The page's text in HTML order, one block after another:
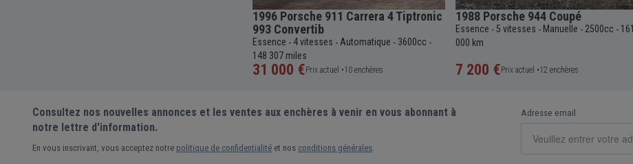
1996 Porsche 911 Carrera 4 Tiptronic
993 Convertib
Essence - 4 vitesses - Automatique - 3600cc -
148 307 miles
31 000 €Prix actuel •10 enchères
1988 Porsche 944 Coupé
Essence - 5 vitesses - Manuelle - 2500cc - 161
000 km
7 200 €Prix actuel •12 enchères
Consultez nos nouvelles annonces et les ventes aux enchères à venir en vous abonnant à
notre lettre d'information.
En vous inscrivant, vous acceptez notre politique de confidentialité et nos conditions générales
Adresse email